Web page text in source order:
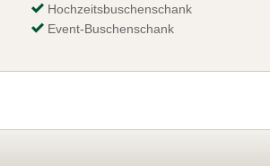
Hochzeitsbuschenschank
Event-Buschenschank